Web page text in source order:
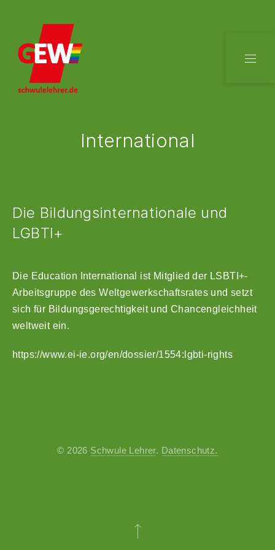
International
Die Bildungsinternationale und
LGBTI+
Die Education International ist Mitglied der LSBTI+-
Arbeitsgruppe des Weltgewerkschaftsrates und setzt
sich für Bildungsgerechtigkeit und Chancengleichheit
weltweit ein.
https://www.ei-ie.org/en/dossier/1554:lgbti-rights
© 2026 Schwule Lehrer. Datenschutz.
Back to Top
VORHERIGE